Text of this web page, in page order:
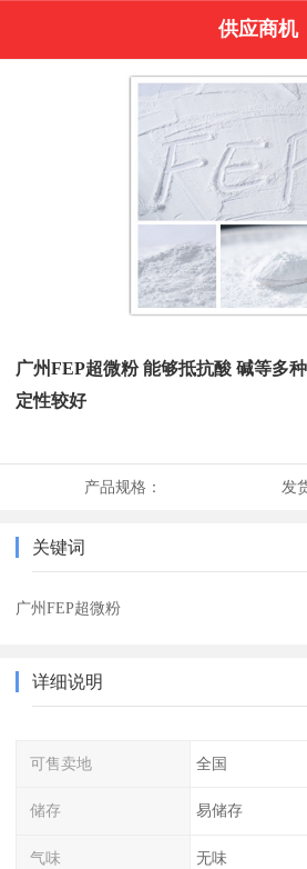
供应商机
广州FEP超微粉 能够抵抗酸 碱等多
定性较好
产品规格： 发
关键词
广州FEP超微粉
详细说明
可售卖地 全国
储存 易储存
气味 无味